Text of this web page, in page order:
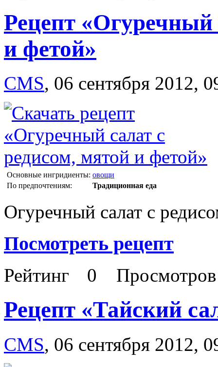
Рецепт «Огуречный
и фетой»
CMS, 06 сентября 2012,
Основные ингридиенты: овощи
По предпочтениям:
Традиционная еда
Огуречный салат с
Посмотреть рецепт
Рейтинг 0
Рецепт «Тайский
CMS, 06 сентября 2012,